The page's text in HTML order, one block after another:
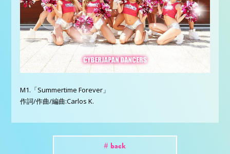
M1.「Summertime Forever」
作詞/作曲/編曲:Carlos K.
# back